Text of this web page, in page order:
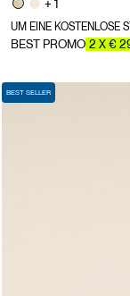
+ 1
UM EINE KOSTENLOSE
BEST PROMO 2 X €
BEST SELLER